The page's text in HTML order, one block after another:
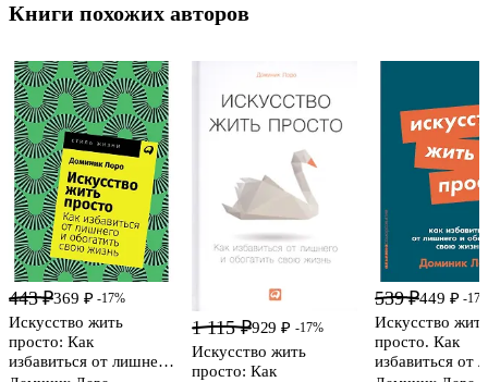
Книги похожих авторов
443 ₽369 ₽ -17%
Искусство жить
просто: Как
избавиться от лишнего
1 115 ₽929 ₽ -17%
Искусство жить
просто: Как
539 ₽449 ₽ -
Искусство жить
просто. Как
избавиться от